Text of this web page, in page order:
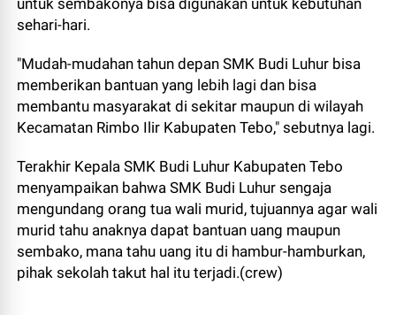
untuk sembakonya bisa digunakan untuk kebutuhan
sehari-hari.
"Mudah-mudahan tahun depan SMK Budi Luhur bisa
memberikan bantuan yang lebih lagi dan bisa
membantu masyarakat di sekitar maupun di wilayah
Kecamatan Rimbo Ilir Kabupaten Tebo," sebutnya lagi.
Terakhir Kepala SMK Budi Luhur Kabupaten Tebo
menyampaikan bahwa SMK Budi Luhur sengaja
mengundang orang tua wali murid, tujuannya agar wali
murid tahu anaknya dapat bantuan uang maupun
sembako, mana tahu uang itu di hambur-hamburkan,
pihak sekolah takut hal itu terjadi.(crew)